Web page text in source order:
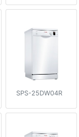
SPS-25DW04R